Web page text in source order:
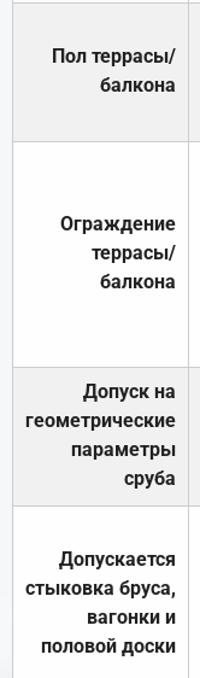
Пол террасы/
балкона
Ограждение
террасы/
балкона
Допуск на
геометрические
параметры
сруба
Допускается
стыковка бруса,
вагонки и
половой доски